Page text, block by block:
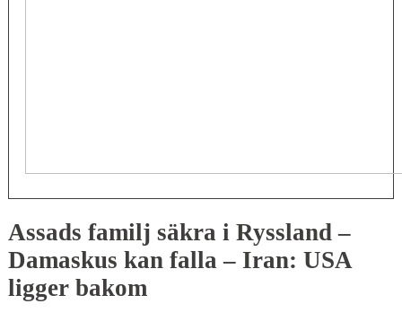
Assads familj säkra i Ryssland –
Damaskus kan falla – Iran: USA
ligger bakom